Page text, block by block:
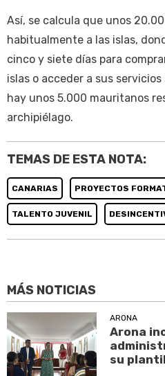
Así, se calcula que unos
habitualmente a las islas,
cinco y siete días para
islas o acceder a sus
hay unos 5.000 mauritanos
archipiélago.
TEMAS DE ESTA NOTA:
CANARIAS PROYECTOS
TALENTO JUVENIL
MÁS NOTICIAS
ARONA
Arona
su